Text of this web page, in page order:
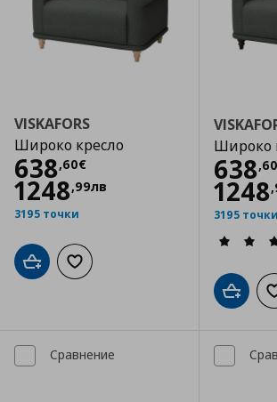
VISKAFORS
Широко кресло
638,60€
Цена638,60 €
1248,99лв
3195 точки
Добави в кошницата
Добави към списъка с любими
Широко
638,60
1248,
3195 точки
Добави
Сравнение